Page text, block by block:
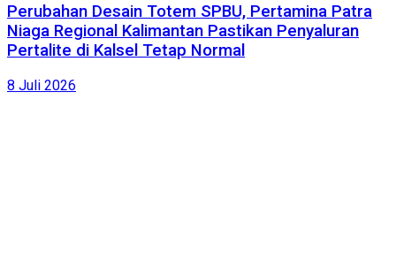
Perubahan Desain Totem SPBU, Pertamina Patra
Niaga Regional Kalimantan Pastikan Penyaluran
Pertalite di Kalsel Tetap Normal
8 Juli 2026